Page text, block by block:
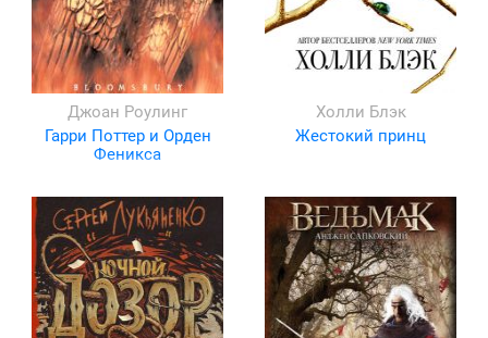
Джоан Роулинг
Гарри Поттер и Орден
Феникса
Холли Блэк
Жестокий принц